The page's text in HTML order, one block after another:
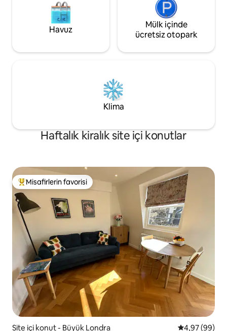
Havuz
Mülk içinde
ücretsiz otopark
Klima
Haftalık kiralık site içi konutlar
Misafirlerin favorilerinden en beğenilenler arasında
Misafirlerin favorisi
Site içi konut - Büyük Londra 5 üzerinden
4,97 (99)